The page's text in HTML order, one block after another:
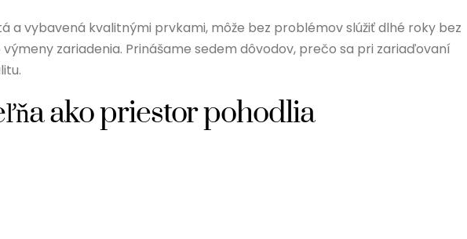
a vybavená kvalitnými prvkami, môže bez problémov slúžiť dlhé roky bez
zariadenia. Prinášame sedem dôvodov, prečo sa pri zariaďovaní
ako priestor pohodlia